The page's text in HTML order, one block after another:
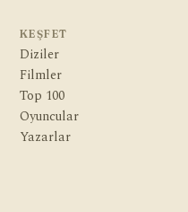
KEŞFET
Diziler
Filmler
Top 100
Oyuncular
Yazarlar